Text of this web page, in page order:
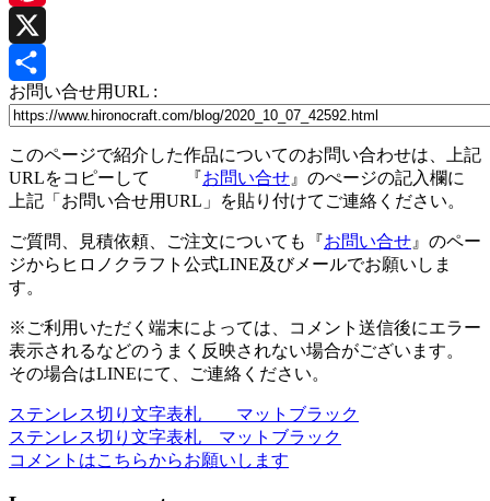
Pinterest
X
共
お問い合せ用URL :
このページで紹介した作品についてのお問い合わせは、上記
URLをコピーして 『お問い合せ 』のぺージの記入欄に
上記「お問い合せ用URL」を貼り付けてご連絡ください。
ご質問、見積依頼、ご注文についても『お問い合せ 』のペー
ジからヒロノクラフト公式LINE及びメールでお願いしま
す。
※ご利用いただく端末によっては、コメント送信後にエラー
表示されるなどのうまく反映されない場合がございます。
その場合はLINEにて、ご連絡ください。
投
稿
ナ
ステンレス切り文字表札 マットブラック
ステンレス切り文字表札 マットブラック
コメントはこちらからお願いします